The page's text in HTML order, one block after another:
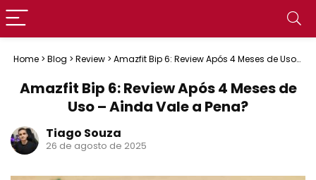
Home > Blog > Review > Amazfit Bip 6: Review Após 4 Meses de Uso
Amazfit Bip 6: Review Após 4 Meses de
Uso – Ainda Vale a Pena?
Tiago Souza
26 de agosto de 2025